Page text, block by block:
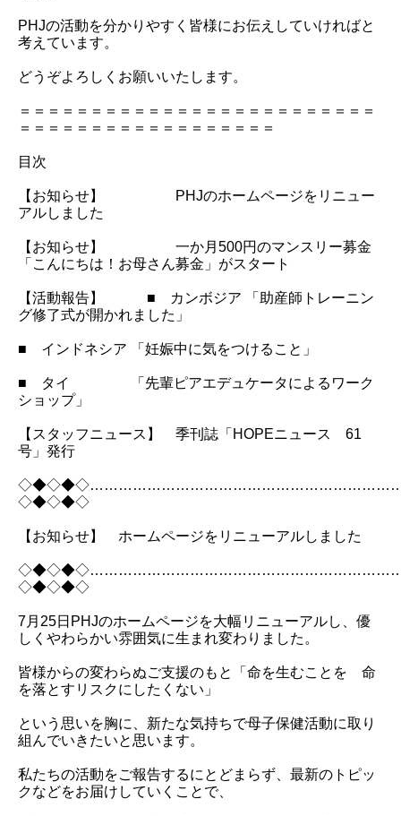
PHJの活動を分かりやすく皆様にお伝えしていければと
考えています。
どうぞよろしくお願いいたします。
＝＝＝＝＝＝＝＝＝＝＝＝＝＝＝＝＝＝＝＝＝＝＝＝＝
＝＝＝＝＝＝＝＝＝＝＝＝＝＝＝＝＝＝
目次
【お知らせ】 PHJのホームページをリニュー
アルしました
【お知らせ】 一か月500円のマンスリー募金
「こんにちは！お母さん募金」がスタート
【活動報告】 ■ カンボジア 「助産師トレーニン
グ修了式が開かれました」
■ インドネシア 「妊娠中に気をつけること」
■ タイ 「先輩ピアエデュケータによるワーク
ショップ」
【スタッフニュース】 季刊誌「HOPEニュース 61
号」発行
◇◆◇◆◇
【お知らせ】 ホームページをリニューアルしました
◇◆◇◆◇
7月25日PHJのホームページを大幅リニューアルし、優
しくやわらかい雰囲気に生まれ変わりました。
皆様からの変わらぬご支援のもと「命を生むことを 命
を落とすリスクにしたくない」
という思いを胸に、新たな気持ちで母子保健活動に取り
組んでいきたいと思います。
私たちの活動をご報告するにとどまらず、最新のトピッ
クなどをお届けしていくことで、